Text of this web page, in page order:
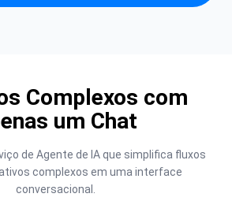
Complexos com
um Chat
de Agente de IA que simplifica fluxos
complexos em uma interface
conversacional.